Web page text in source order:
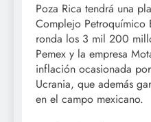
Poza Rica tendrá una
Complejo Petroquímico
ronda los 3 mil 200
Pemex y la empresa
inflación ocasionada
Ucrania, que además
en el campo mexicano.